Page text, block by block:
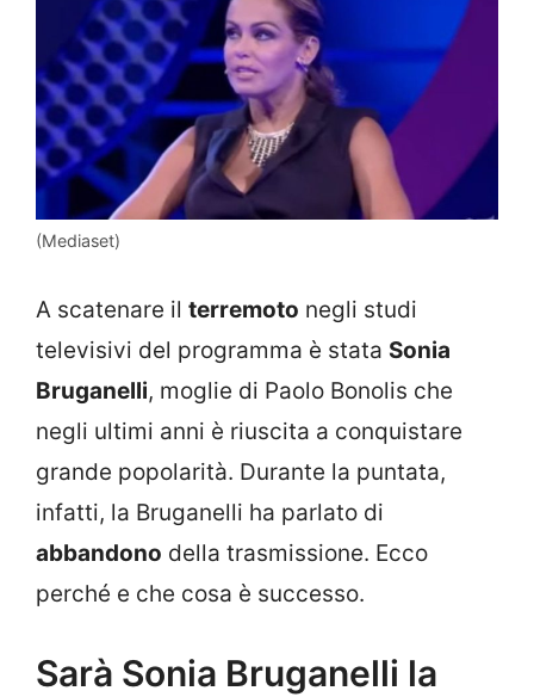
(Mediaset)
A scatenare il terremoto negli studi
televisivi del programma è stata Sonia
Bruganelli, moglie di Paolo Bonolis che
negli ultimi anni è riuscita a conquistare
grande popolarità. Durante la puntata,
infatti, la Bruganelli ha parlato di
abbandono della trasmissione. Ecco
perché e che cosa è successo.
Sarà Sonia Bruganelli la